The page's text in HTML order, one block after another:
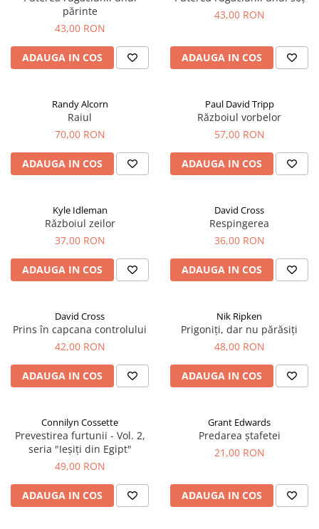
părinte
43,00 RON
ADAUGA IN COS
43,00 RON
ADAUGA IN COS
Randy Alcorn
Raiul
70,00 RON
ADAUGA IN COS
Paul David Tripp
Războiul vorbelor
57,00 RON
ADAUGA IN COS
Kyle Idleman
Războiul zeilor
37,00 RON
ADAUGA IN COS
David Cross
Respingerea
36,00 RON
ADAUGA IN COS
David Cross
Prins în capcana controlului
42,00 RON
ADAUGA IN COS
Nik Ripken
Prigoniți, dar nu părăsiți
48,00 RON
ADAUGA IN COS
Connilyn Cossette
Prevestirea furtunii - Vol. 2,
seria "Ieșiți din Egipt"
49,00 RON
ADAUGA IN COS
Grant Edwards
Predarea ștafetei
21,00 RON
ADAUGA IN COS